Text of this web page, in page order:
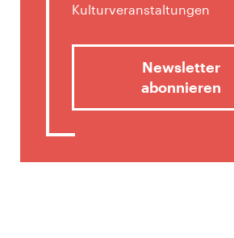
Kulturveranstaltungen
Newsletter
abonnieren